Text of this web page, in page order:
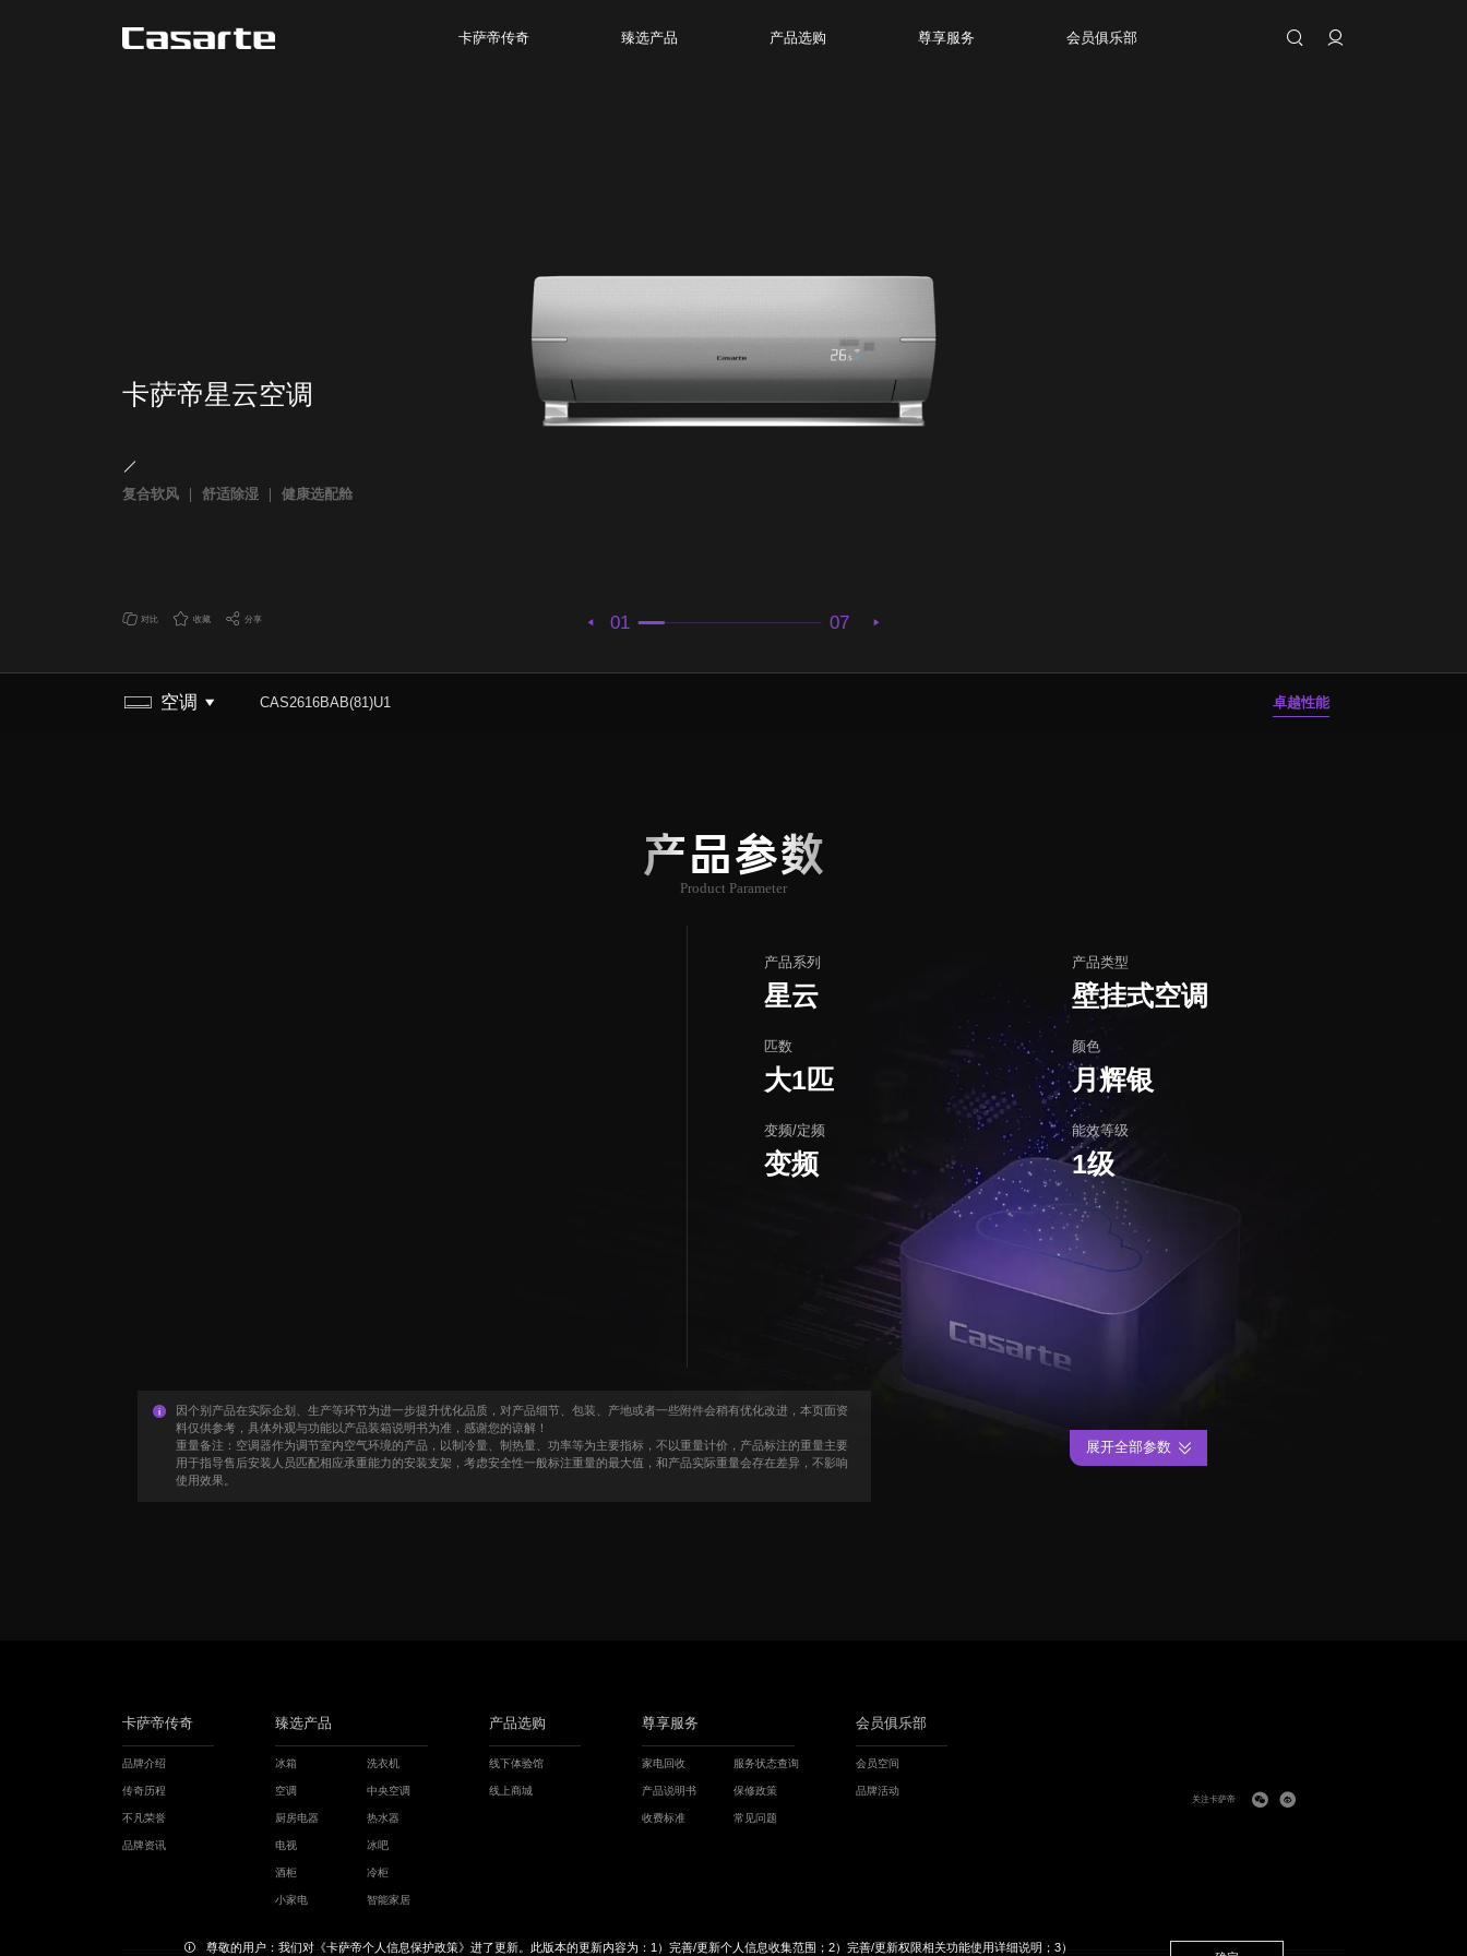
卡萨帝传奇 臻选产品 产品选购 尊享服务 会员俱乐部
01 07
卡萨帝星云空调
复合软风 舒适除湿 健康选配舱
对比 收藏 分享
空调 CAS2616BAB(81)U1 卓越性能
产品参数
Product Parameter
产品系列
星云
产品类型
壁挂式空调
匹数
大1匹
颜色
月辉银
变频/定频
变频
能效等级
1级
因个别产品在实际企划、生产等环节为进一步提升优化品质，对产品细节、包装、产地或者一些附件会稍有优化改进，本页面资
料仅供参考，具体外观与功能以产品装箱说明书为准，感谢您的谅解！
重量备注：空调器作为调节室内空气环境的产品，以制冷量、制热量、功率等为主要指标，不以重量计价，产品标注的重量主要
用于指导售后安装人员匹配相应承重能力的安装支架，考虑安全性一般标注重量的最大值，和产品实际重量会存在差异，不影响
使用效果。
展开全部参数
卡萨帝传奇
品牌介绍
传奇历程
不凡荣誉
品牌资讯
臻选产品
冰箱 洗衣机
空调 中央空调
厨房电器 热水器
电视 冰吧
酒柜 冷柜
小家电 智能家居
产品选购
线下体验馆
线上商城
尊享服务
家电回收 服务状态查询
产品说明书 保修政策
收费标准 常见问题
会员俱乐部
会员空间
品牌活动
关注卡萨帝
尊敬的用户：我们对《卡萨帝个人信息保护政策》进了更新。此版本的更新内容为：1）完善/更新个人信息收集范围；2）完善/更新权限相关功能使用详细说明；3）